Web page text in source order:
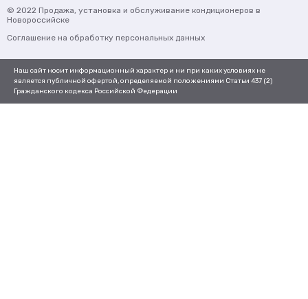
© 2022 Продажа, установка и обслуживание кондиционеров в
Новороссийске
Соглашение на обработку персональных данных
Наш сайт носит информационный характер и ни при каких условиях не
является публичной офертой, определяемой положениями Статьи 437 (2)
Гражданского кодекса Российской Федерации